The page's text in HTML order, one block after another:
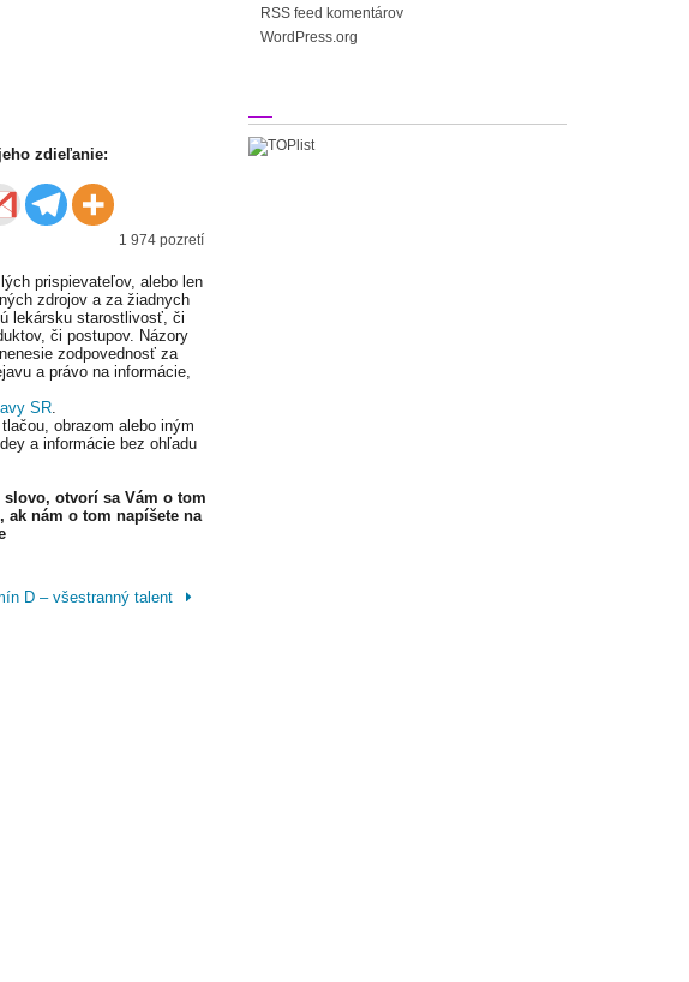
zdieľanie:
1 974 pozretí
prispievateľov, alebo len
zdrojov a za žiadnych
lekársku starostlivosť, či
či postupov. Názory
zodpovednosť za
a právo na informácie,
SR.
obrazom alebo iným
a informácie bez ohľadu
otvorí sa Vám o tom
nám o tom napíšete na
D – všestranný talent
RSS feed komentárov
WordPress.org